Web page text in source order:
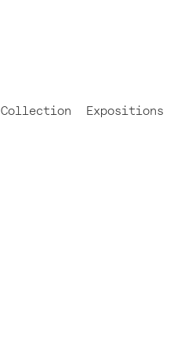
Collection Expositions